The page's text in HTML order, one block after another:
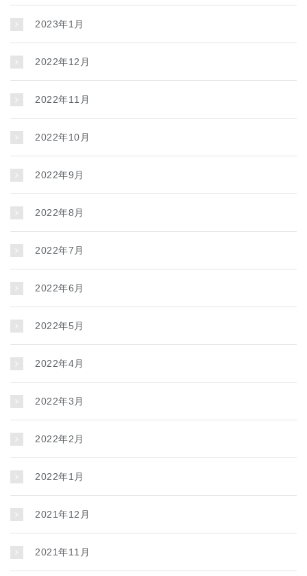
2023年1月
2022年12月
2022年11月
2022年10月
2022年9月
2022年8月
2022年7月
2022年6月
2022年5月
2022年4月
2022年3月
2022年2月
2022年1月
2021年12月
2021年11月